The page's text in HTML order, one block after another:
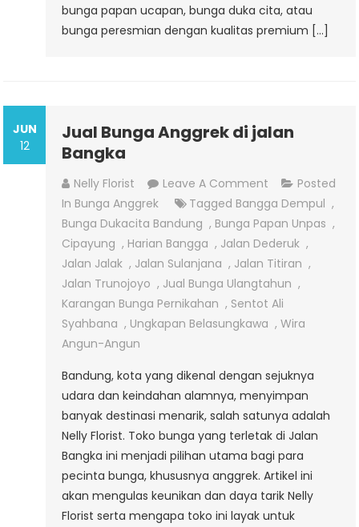
bunga papan ucapan, bunga duka cita, atau
bunga peresmian dengan kualitas premium […]
JUN
12
Jual Bunga Anggrek di jalan
Bangka
Nelly Florist Leave A Comment On
Jual
Bunga
Anggrek
Di
Jalan
Bangka
Posted
In Bunga Anggrek Tagged Bangga Dempul ,
Bunga Dukacita Bandung , Bunga Papan Unpas ,
Cipayung , Harian Bangga , Jalan Dederuk ,
Jalan Jalak , Jalan Sulanjana , Jalan Titiran ,
Jalan Trunojoyo , Jual Bunga Ulangtahun ,
Karangan Bunga Pernikahan , Sentot Ali
Syahbana , Ungkapan Belasungkawa ,Wira
Angun-Angun
Bandung, kota yang dikenal dengan sejuknya
udara dan keindahan alamnya, menyimpan
banyak destinasi menarik, salah satunya adalah
Nelly Florist. Toko bunga yang terletak di Jalan
Bangka ini menjadi pilihan utama bagi para
pecinta bunga, khususnya anggrek. Artikel ini
akan mengulas keunikan dan daya tarik Nelly
Florist serta mengapa toko ini layak untuk